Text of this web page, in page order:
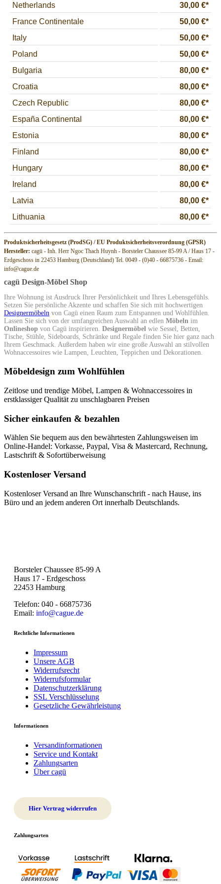
Produktsicherheitsgesetz (ProdSG) / EU Produktsicherheitsverordnung (GPSR)
Hersteller: cagü - Inh. Herr Ngoc Thach Huynh - Borsteler Chaussee 85-99 A / Haus 17 -
Erdgeschoss in 22453 Hamburg (Deutschland) Tel. 0049 - (0)40 - 66875736 - Email:
info@cague.de
cagü Design-Möbel Shop
Ihre Wohnung ist Ausdruck Ihrer Persönlichkeit und Ihres Lebensgefühls.
Setzen Sie persönliche Akzente und schaffen Sie sich mit hochwertigen
Designermöbeln von Cagü einen Raum zum Entspannen und Wohlfühlen.
Lassen Sie sich von der umfangreichen Auswahl an edlen Möbeln im
Onlineshop von Cagü inspirieren. Designermöbel wie Sessel, Betten,
Tische, Stühle, Sideboards, Schränke und Regale finden Sie hier ganz nach
Ihrem Geschmack. Außerdem haben wir eine große Auswahl an stilvollen
Wohnaccessoires wie Lampen, Leuchten, Teppichen und Dekorationen.
Möbeldesign zum Wohlfühlen
Zeitlose und trendige Möbel, Lampen & Wohnaccessoires in
erstklassiger Qualität zu unschlagbaren Preisen
Sicher einkaufen & bezahlen
Wählen Sie bequem aus den bewährtesten Zahlungsweisen im
Online-Handel: Vorkasse, Paypal, Visa & Mastercard, Rechnung,
Lastschrift & Sofortüberweisung
Kostenloser Versand
Kostenloser Versand an Ihre Wunschanschrift - nach Hause, ins
Büro und an jedem anderen Ort innerhalb Deutschlands.
Borsteler Chaussee 85-99 A
Haus 17 - Erdgeschoss
22453 Hamburg
Telefon: 040 - 66875736
Email: info@cague.de
Rechtliche Informationen
Impressum
Unsere AGB
Widerrufsrecht
Widerrufsformular
Datenschutzerklärung
SSL Verschlüsselung
Gesetzliche Gewährleistung
Informationen
Versandinformationen
Service und Kontakt
Zahlungsarten
Über cagü
Hier Vertrag widerrufen
Zahlungsarten